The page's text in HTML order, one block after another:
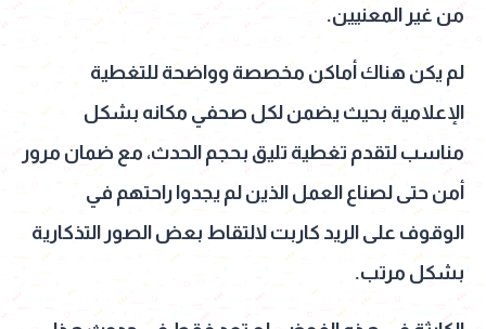
من غير المعنيين.
لم يكن هناك أماكن مخصصة وواضحة للتغطية
الإعلامية بحيث يضمن لكل صحفي مكانه بشكل
مناسب لتقدم تغطية تليق بحجم الحدث، مع ضمان مرور
أمن حتى لصناع العمل الذين لم يجدوا راحتهم في
الوقوف على الريد كاربت لالتقاط بعض الصور التذكارية
بشكل مرتب.